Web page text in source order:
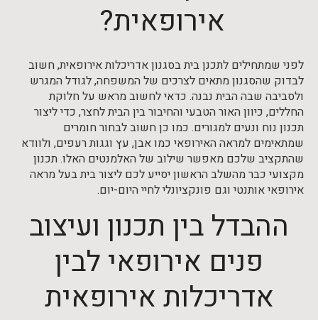
אירופאית?
לפני שמתחילים לתכנן בית בסגנון אדריכלות אירופאית, חשוב
לבדוק שהסגנון מתאים לצרכים של המשפחה, לגודל המגרש
ולסביבה שבה הבית נבנה. כדאי לחשוב מראש על חלוקת
החללים, כיוון האור הטבעי והחיבור בין הבית לחצר, כדי ליצור
תכנון נוח ונעים למגורים. כמו כן חשוב לבחור חומרים
שמתאימים למראה האירופאי כמו אבן, עץ וגגות רעפים, ולוודא
שהתקציב שלכם מאפשר שילוב של האלמנטים האלו. תכנון
מקצועי כבר מהשלב הראשון יסייע לכם ליצור בית בעל מראה
אירופאי אותנטי וגם פונקציונלי לחיי היום-יום.
ההבדל בין תכנון ועיצוב
פנים אירופאי לבין
אדריכלות אירופאית